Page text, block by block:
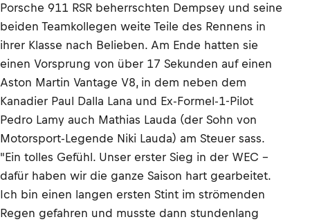
Porsche 911 RSR beherrschten Dempsey und seine
beiden Teamkollegen weite Teile des Rennens in
ihrer Klasse nach Belieben. Am Ende hatten sie
einen Vorsprung von über 17 Sekunden auf einen
Aston Martin Vantage V8, in dem neben dem
Kanadier Paul Dalla Lana und Ex-Formel-1-Pilot
Pedro Lamy auch Mathias Lauda (der Sohn von
Motorsport-Legende Niki Lauda) am Steuer sass.
"Ein tolles Gefühl. Unser erster Sieg in der WEC –
dafür haben wir die ganze Saison hart gearbeitet.
Ich bin einen langen ersten Stint im strömenden
Regen gefahren und musste dann stundenlang